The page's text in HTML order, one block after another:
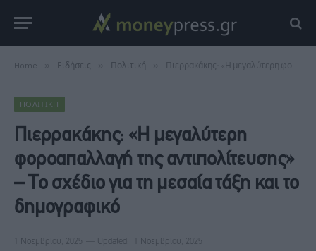
Home Ειδήσεις Πολιτική Πιερρακάκης: «Η μεγαλύτερη φοροαπαλλαγή της αντιπολίτευσης» – Το σχέδιο για τη μεσαία τάξη και το δημογραφικό
ΠΟΛΙΤΙΚΉ
Πιερρακάκης: «Η μεγαλύτερη
φοροαπαλλαγή της αντιπολίτευσης»
– Το σχέδιο για τη μεσαία τάξη και το
δημογραφικό
1 Νοεμβρίου, 2025 Updated: 1 Νοεμβρίου, 2025